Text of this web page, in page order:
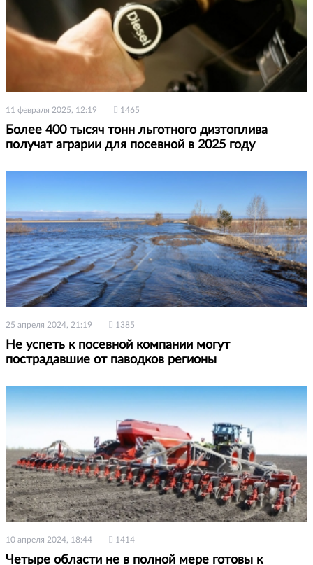
11 февраля 2025, 12:19 1465
Более 400 тысяч тонн льготного дизтоплива
получат аграрии для посевной в 2025 году
25 апреля 2024, 21:19 1385
Не успеть к посевной компании могут
пострадавшие от паводков регионы
10 апреля 2024, 18:44 1414
Четыре области не в полной мере готовы к